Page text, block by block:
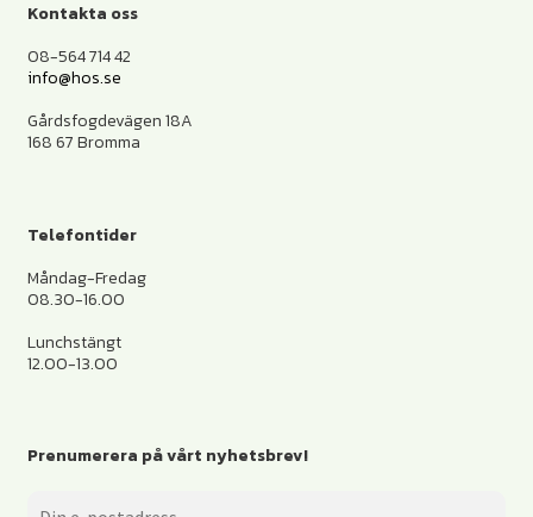
Kontakta oss
08-564 714 42
info@hos.se
Gårdsfogdevägen 18A
168 67 Bromma
Telefontider
Måndag-Fredag
08.30-16.00
Lunchstängt
12.00-13.00
Prenumerera på vårt nyhetsbrev!